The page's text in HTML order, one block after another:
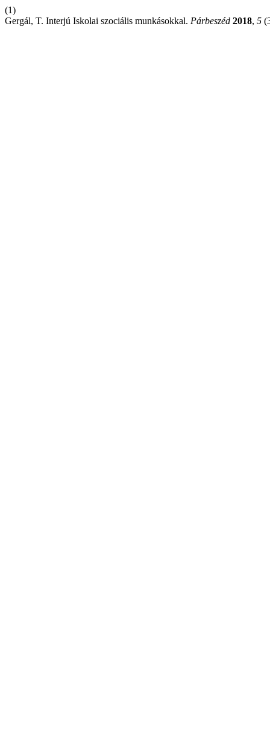
(1)
Gergál, T. Interjú Iskolai szociális munkásokkal. Párbeszéd 2018, 5